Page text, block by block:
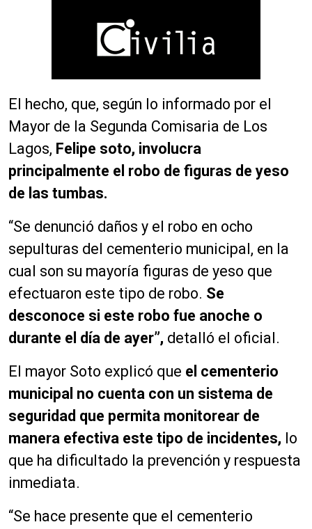
El hecho, que, según lo informado por el
Mayor de la Segunda Comisaria de Los
Lagos, Felipe soto, involucra
principalmente el robo de figuras de yeso
de las tumbas.
“Se denunció daños y el robo en ocho
sepulturas del cementerio municipal, en la
cual son su mayoría figuras de yeso que
efectuaron este tipo de robo. Se
desconoce si este robo fue anoche o
durante el día de ayer”, detalló el oficial.
El mayor Soto explicó que el cementerio
municipal no cuenta con un sistema de
seguridad que permita monitorear de
manera efectiva este tipo de incidentes, lo
que ha dificultado la prevención y respuesta
inmediata.
“Se hace presente que el cementerio